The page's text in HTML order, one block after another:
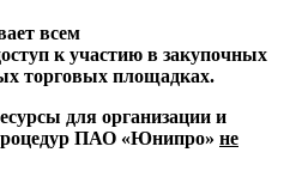
всем
к участию в закупочных
торговых площадках.
для организации и
ПАО «Юнипро» не